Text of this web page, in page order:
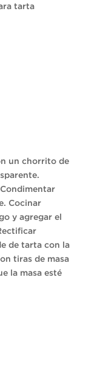
tarta
un chorrito de
Cocinar
y agregar el
de tarta con la
tiras de masa
la masa esté